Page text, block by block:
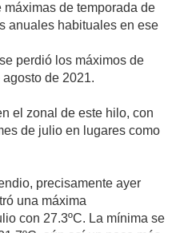
de temporada de
anuales habituales en ese
perdió los máximos de
de 2021.
el zonal de este hilo, con
de julio en lugares como
precisamente ayer
una máxima
con 27.3ºC. La mínima se